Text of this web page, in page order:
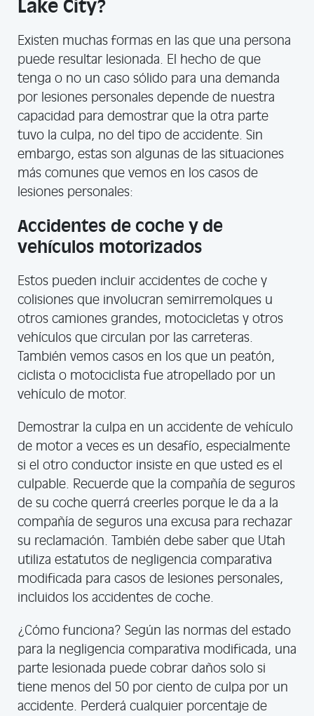
Lake City?
Existen muchas formas en las que una persona
puede resultar lesionada. El hecho de que
tenga o no un caso sólido para una demanda
por lesiones personales depende de nuestra
capacidad para demostrar que la otra parte
tuvo la culpa, no del tipo de accidente. Sin
embargo, estas son algunas de las situaciones
más comunes que vemos en los casos de
lesiones personales:
Accidentes de coche y de
vehículos motorizados
Estos pueden incluir accidentes de coche y
colisiones que involucran semirremolques u
otros camiones grandes, motocicletas y otros
vehículos que circulan por las carreteras.
También vemos casos en los que un peatón,
ciclista o motociclista fue atropellado por un
vehículo de motor.
Demostrar la culpa en un accidente de vehículo
de motor a veces es un desafío, especialmente
si el otro conductor insiste en que usted es el
culpable. Recuerde que la compañía de seguros
de su coche querrá creerles porque le da a la
compañía de seguros una excusa para rechazar
su reclamación. También debe saber que Utah
utiliza estatutos de negligencia comparativa
modificada para casos de lesiones personales,
incluidos los accidentes de coche.
¿Cómo funciona? Según las normas del estado
para la negligencia comparativa modificada, una
parte lesionada puede cobrar daños solo si
tiene menos del 50 por ciento de culpa por un
accidente. Perderá cualquier porcentaje de